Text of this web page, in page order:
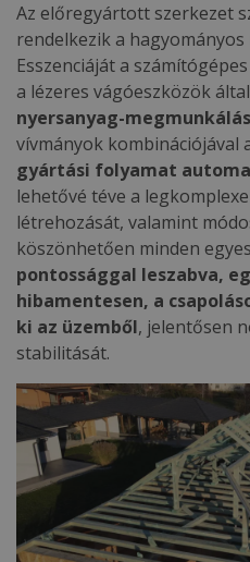
Az előregyártott szerkezet
rendelkezik a
Esszenciáját a
a lézeres vágóeszközök
nyersanyag-
vívmányok kombinációjával
gyártási folyamat
lehetővé téve a
létrehozását, valamint
köszönhetően minden
pontossággal leszabva,
hibamentesen, a
ki az üzemből, jelentősen
stabilitását.